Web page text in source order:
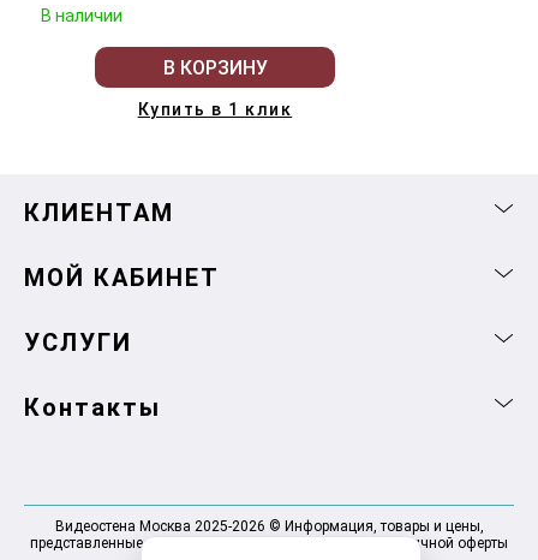
В наличии
В КОРЗИНУ
Купить в 1 клик
КЛИЕНТАМ
МОЙ КАБИНЕТ
УСЛУГИ
Контакты
Видеостена Москва 2025-2026 © Информация, товары и цены,
представленные на сайте, не являются договором публичной оферты